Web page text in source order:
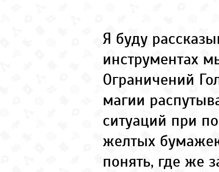
Я буду
инструментах
Ограничений
магии
ситуаций при
желтых
понять, где же